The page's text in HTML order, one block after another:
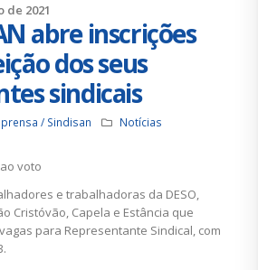
de 2021
abre inscrições
dos seus
sindicais
/ Sindisan Notícias
e trabalhadoras da DESO,
Cristóvão, Capela e Estância que
para Representante Sindical, com